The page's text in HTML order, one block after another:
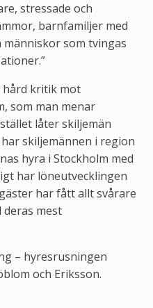
stressade och
barnfamiljer med
som tvingas
kritik mot
som man menar
låter skiljemän
skiljemännen i region
hyra i Stockholm med
har löneutvecklingen
har fått allt svårare
mest
– hyresrusningen
och Eriksson.